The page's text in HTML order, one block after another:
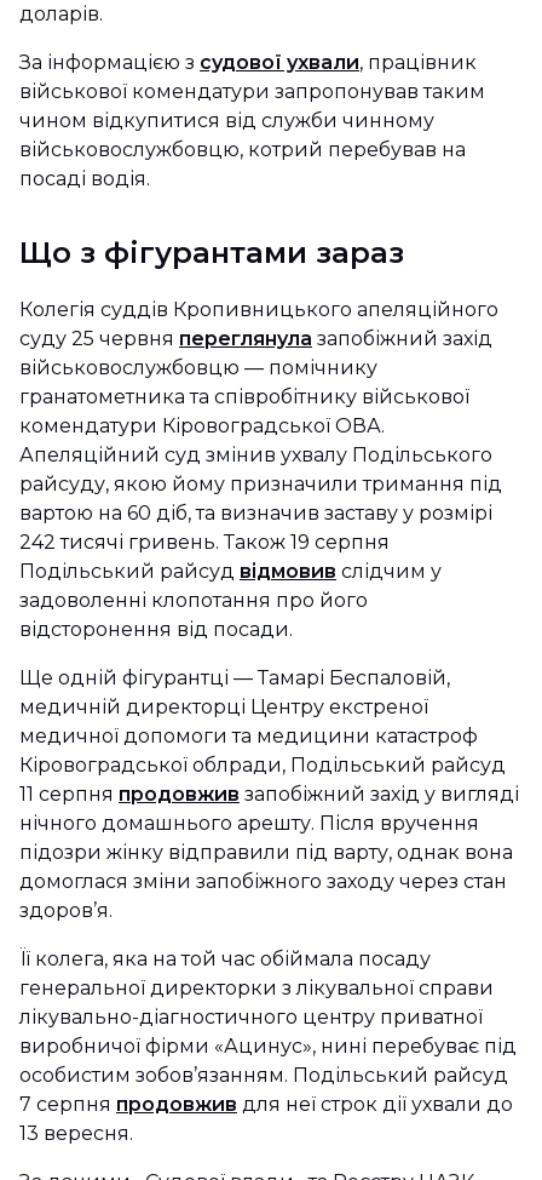
доларів.
За інформацією з судової ухвали, працівник
військової комендатури запропонував таким
чином відкупитися від служби чинному
військовослужбовцю, котрий перебував на
посаді водія.
Що з фігурантами зараз
Колегія суддів Кропивницького апеляційного
суду 25 червня переглянула запобіжний захід
військовослужбовцю — помічнику
гранатометника та співробітнику військової
комендатури Кіровоградської ОВА.
Апеляційний суд змінив ухвалу Подільського
райсуду, якою йому призначили тримання під
вартою на 60 діб, та визначив заставу у розмірі
242 тисячі гривень. Також 19 серпня
Подільський райсуд відмовив слідчим у
задоволенні клопотання про його
відсторонення від посади.
Ще одній фігурантці — Тамарі Беспаловій,
медичній директорці Центру екстреної
медичної допомоги та медицини катастроф
Кіровоградської облради, Подільський райсуд
11 серпня продовжив запобіжний захід у вигляді
нічного домашнього арешту. Після вручення
підозри жінку відправили під варту, однак вона
домоглася зміни запобіжного заходу через стан
здоров’я.
Її колега, яка на той час обіймала посаду
генеральної директорки з лікувальної справи
лікувально-діагностичного центру приватної
виробничої фірми «Ацинус», нині перебуває під
особистим зобов’язанням. Подільський райсуд
7 серпня продовжив для неї строк дії ухвали до
13 вересня.